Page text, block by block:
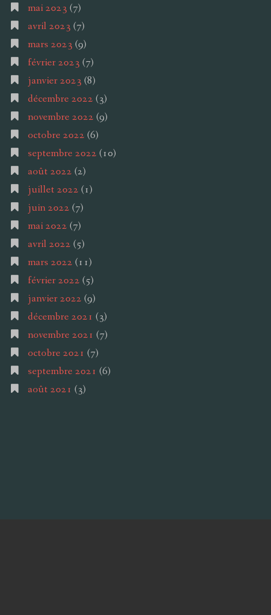
mai 2023 (7)
avril 2023 (7)
mars 2023 (9)
février 2023 (7)
janvier 2023 (8)
décembre 2022 (3)
novembre 2022 (9)
octobre 2022 (6)
septembre 2022 (10)
août 2022 (2)
juillet 2022 (1)
juin 2022 (7)
mai 2022 (7)
avril 2022 (5)
mars 2022 (11)
février 2022 (5)
janvier 2022 (9)
décembre 2021 (3)
novembre 2021 (7)
octobre 2021 (7)
septembre 2021 (6)
août 2021 (3)